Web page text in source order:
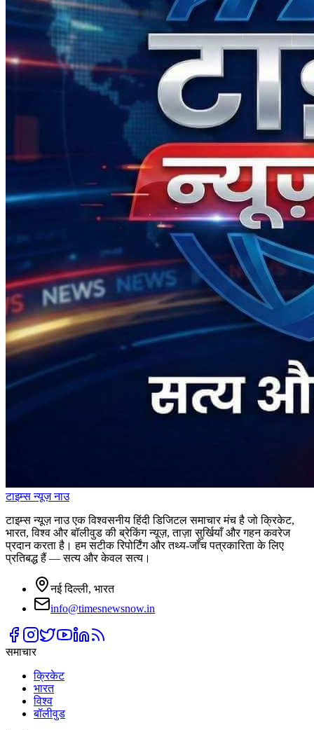
टाइम्सन्यूज़नाउ
टाइम्स न्यूज़ नाउ एक विश्वसनीय हिंदी डिजिटल समाचार मंच है जो क्रिकेट,
भारत, विश्व और बॉलीवुड की ब्रेकिंग न्यूज़, ताज़ा सुर्खियाँ और गहन कवरेज
प्रदान करता है। हम सटीक रिपोर्टिंग और तथ्य-जाँच पत्रकारिता के लिए
प्रतिबद्ध हैं — सत्य और केवल सत्य।
नई दिल्ली, भारत
info@timesnewsnow.in
समाचार
क्रिकेट
भारत
विश्व
बॉलीवुड